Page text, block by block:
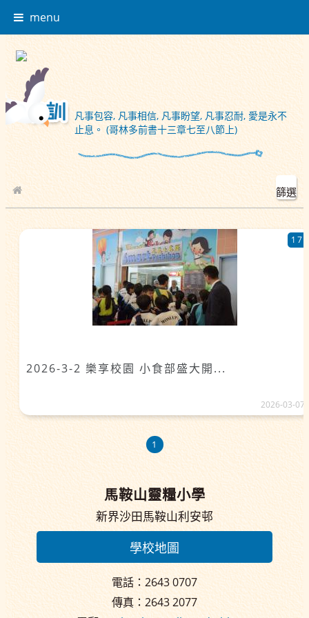
menu
凡事包容, 凡事相信, 凡事盼望, 凡事忍耐, 愛是永不
止息。 (哥林多前書十三章七至八節上)
校園相簿
篩選
2026-3-2 樂享校園 小食部盛大開...
17
2026-03-07
1
馬鞍山靈糧小學
新界沙田馬鞍山利安邨
學校地圖
電話：2643 0707
傳真：2643 2077